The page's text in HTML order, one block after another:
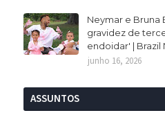
Neymar e Bruna
gravidez de
endoidar' | Brazil
junho 16, 2026
ASSUNTOS